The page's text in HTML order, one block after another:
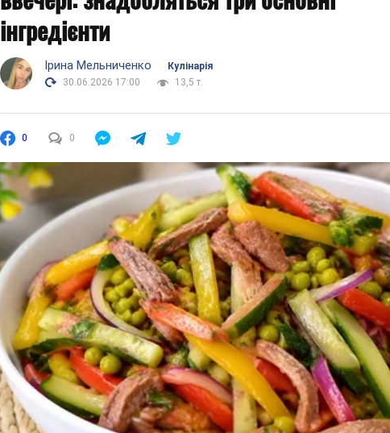
інгредієнти
Ірина Мельниченко
Кулінарія
30.06.2026 17:00
13,5 т.
0 0